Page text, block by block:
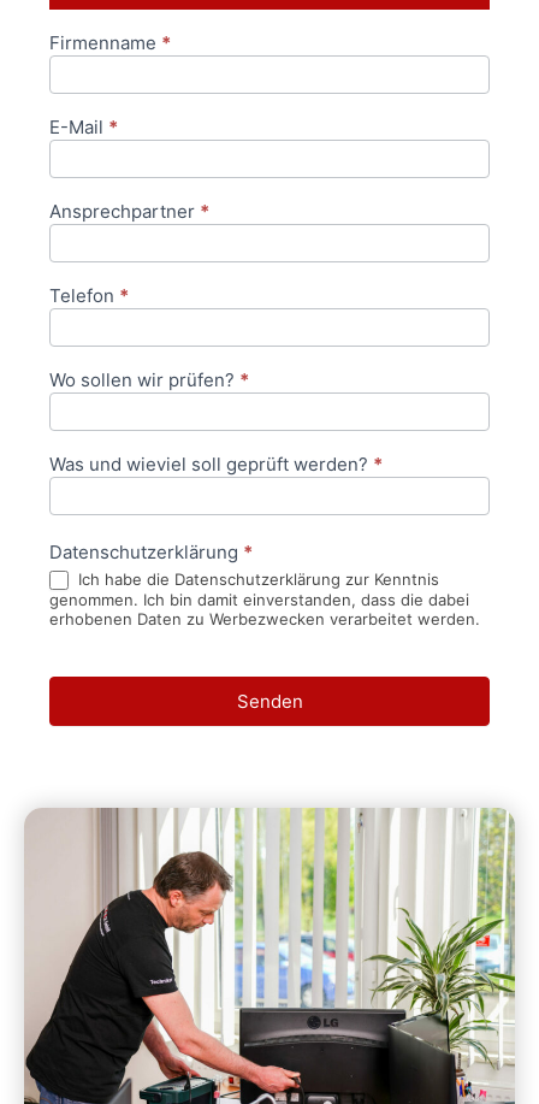
Anfrageformular
Firmenname *
E-Mail *
Ansprechpartner *
Telefon *
Wo sollen wir prüfen? *
Was und wieviel soll geprüft werden? *
Datenschutzerklärung *
Ich habe die Datenschutzerklärung zur Kenntnis
genommen. Ich bin damit einverstanden, dass die dabei
erhobenen Daten zu Werbezwecken verarbeitet werden.
Senden